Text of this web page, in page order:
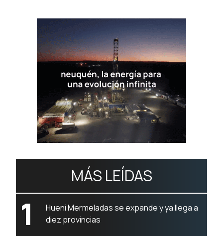
MÁS LEÍDAS
1
Hueni Mermeladas se expande y ya llega a
diez provincias